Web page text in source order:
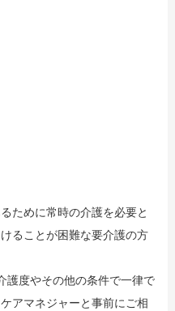
ために常時の介護を必要と
ることが困難な要介護の方
護度やその他の条件で一律で
アマネジャーと事前にご相